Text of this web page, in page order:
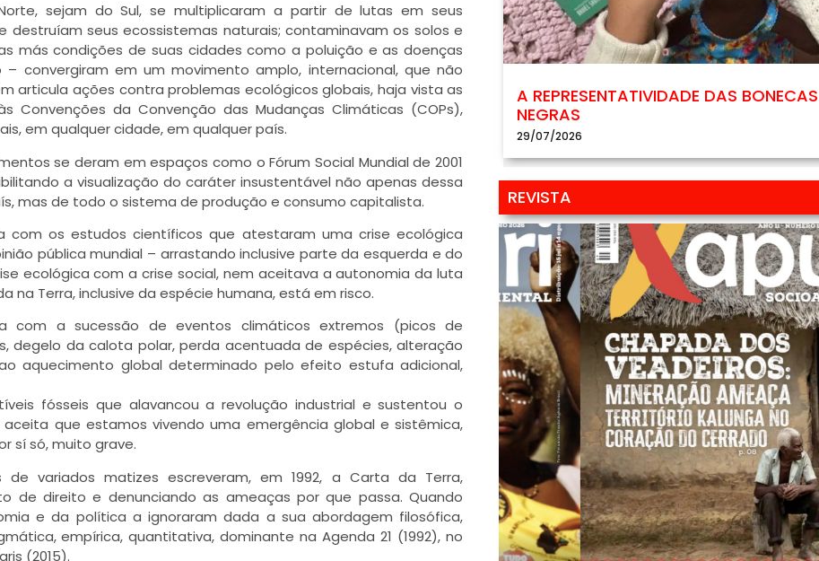
sejam do Sul, se multiplicaram a partir de lutas em seus
seus ecossistemas naturais; contaminavam os solos e
más condições de suas cidades como a poluição e as doenças
convergiram em um movimento amplo, internacional, que não
articula ações contra problemas ecológicos globais, haja vista as
Convenções da Convenção das Mudanças Climáticas (COPs),
em qualquer cidade, em qualquer país.
se deram em espaços como o Fórum Social Mundial de 2001
a visualização do caráter insustentável não apenas dessa
mas de todo o sistema de produção e consumo capitalista.
com os estudos científicos que atestaram uma crise ecológica
pública mundial – arrastando inclusive parte da esquerda e do
ecológica com a crise social, nem aceitava a autonomia da luta
na Terra, inclusive da espécie humana, está em risco.
com a sucessão de eventos climáticos extremos (picos de
degelo da calota polar, perda acentuada de espécies, alteração
aquecimento global determinado pelo efeito estufa adicional,
fósseis que alavancou a revolução industrial e sustentou o
que estamos vivendo uma emergência global e sistêmica,
sí só, muito grave.
de variados matizes escreveram, em 1992, a Carta da Terra,
de direito e denunciando as ameaças por que passa. Quando
e da política a ignoraram dada a sua abordagem filosófica,
empírica, quantitativa, dominante na Agenda 21 (1992), no
(2015).
A REPRESENTATIVIDADE DAS BONECAS
NEGRAS
29/07/2026
REVISTA